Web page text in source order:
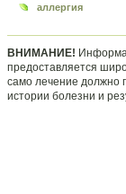
аллергия
ВНИМАНИЕ!
предоставляется
само лечение должно
истории болезни и